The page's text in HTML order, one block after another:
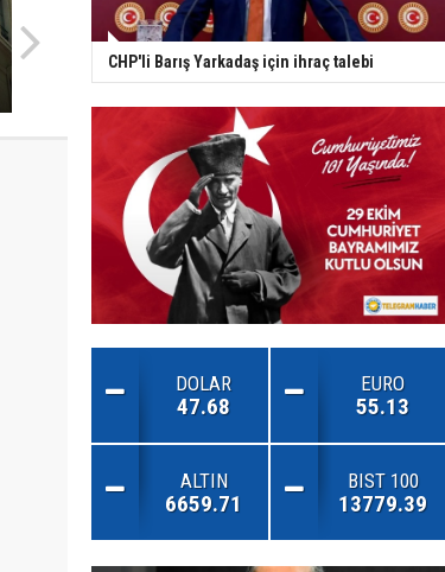
CHP'li Barış Yarkadaş için ihraç talebi
DOLAR
47.68
EURO
55.13
ALTIN
6659.71
BIST 100
13779.39